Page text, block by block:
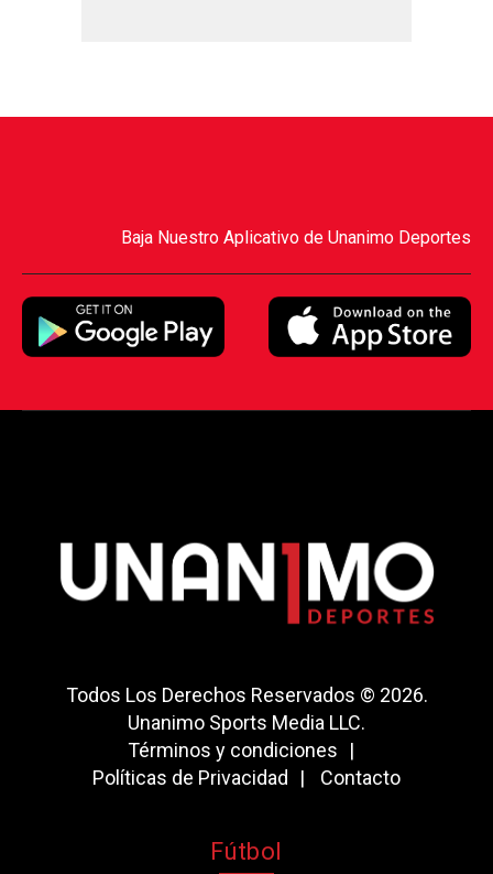
Baja Nuestro Aplicativo de Unanimo Deportes
Todos Los Derechos Reservados © 2026.
Unanimo Sports Media LLC.
Términos y condiciones
Políticas de Privacidad
Contacto
Fútbol